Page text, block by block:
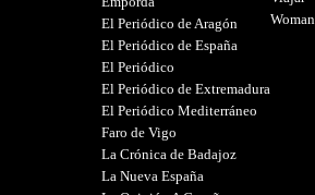
El Periódico de Aragón
El Periódico de España
El Periódico
El Periódico de Extremadura
El Periódico Mediterráneo
Faro de Vigo
La Crónica de Badajoz
La Nueva España
Woman